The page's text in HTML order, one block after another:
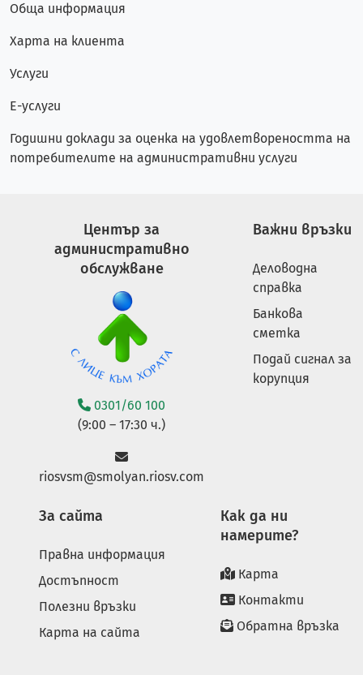
Обща информация
Харта на клиента
Услуги
Е-услуги
Годишни доклади за оценка на удовлетвореността на
потребителите на административни услуги
Център за
административно
обслужване
0301/60 100
(9:00 – 17:30 ч.)
riosvsm@smolyan.riosv.com
Важни връзки
Деловодна
справка
Банкова
сметка
Подай сигнал за
корупция
За сайта
Правна информация
Достъпност
Полезни връзки
Карта на сайта
Как да ни
намерите?
Карта
Контакти
Обратна връзка